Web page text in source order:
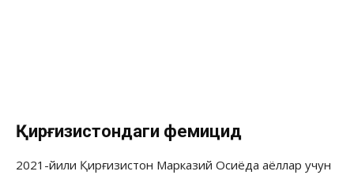
Қирғизистондаги фемицид
2021-йили Қирғизистон Марказий Осиёда аёллар учун